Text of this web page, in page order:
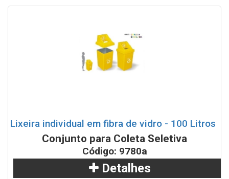
Lixeira individual em fibra de vidro - 100 Litros
Conjunto para Coleta Seletiva
Código: 9780a
Detalhes